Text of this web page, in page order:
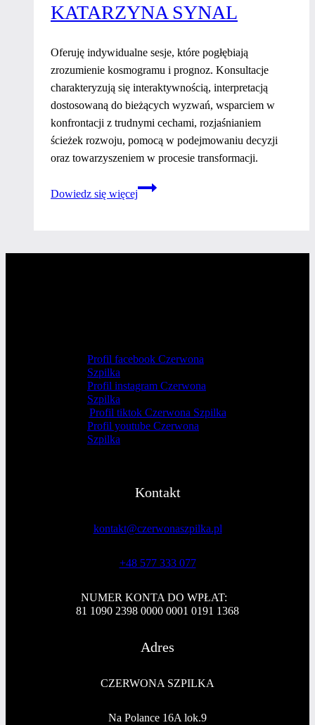
KATARZYNA SYNAL
Oferuję indywidualne sesje, które pogłębiają
zrozumienie kosmogramu i prognoz. Konsultacje
charakteryzują się interaktywnością, interpretacją
dostosowaną do bieżących wyzwań, wsparciem w
konfrontacji z trudnymi cechami, rozjaśnianiem
ścieżek rozwoju, pomocą w podejmowaniu decyzji
oraz towarzyszeniem w procesie transformacji.
Dowiedz się więcej
Katarzyna
Profil facebook Czerwona
Szpilka
Profil instagram Czerwona
Szpilka
Profil tiktok Czerwona Szpilka
Profil youtube Czerwona
Szpilka
Kontakt
kontakt@czerwonaszpilka.pl
+48 577 333 077
NUMER KONTA DO WPŁAT:
81 1090 2398 0000 0001 0191 1368
Adres
CZERWONA SZPILKA
Na Polance 16A lok.9